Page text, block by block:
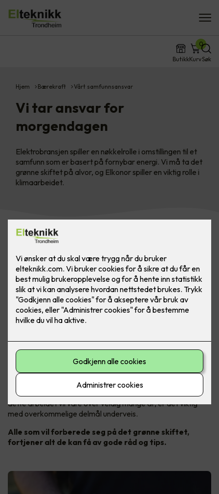
ButikkKurv
0
Søk
Hjem Bærekraft Vårt samfunnsansvar
Vi tar ansvar for
morgendagen
Elektrobransjen spiller en nøkkelrolle i omstillingen til et
samfunn som er basert på fornybar energi. Vi må ta det
grønne skiftet på alvor, og Elkonor spiller en viktig rolle i
klimaarbeidet.
Gode bærekraftsmål i fokus
Godt bærekraftsarbeid er avhengig av konkrete mål. Fordi
dette arbeidet vil vare over veldig mange år, er det viktig
med overkommelige delmål underveis.
Alle som vil forberede seg på det grønne skiftet,
fortjener alt de kan få av gode råd og tips.